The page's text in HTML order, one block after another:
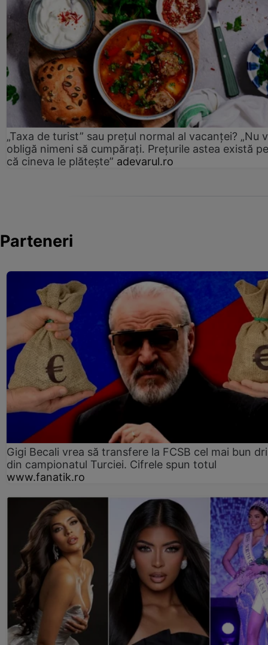
„Taxa de turist” sau prețul normal al vacanței? „Nu
obligă nimeni să cumpărați. Prețurile astea există
că cineva le plătește” adevarul.ro
Parteneri
Gigi Becali vrea să transfere la FCSB cel mai bun
din campionatul Turciei. Cifrele spun totul
www.fanatik.ro